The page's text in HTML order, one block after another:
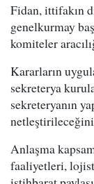
Fidan, ittifakın
genelkurmay
komiteler
Kararların
sekreterya
sekreteryanın
Anlaşma
faaliyetleri,